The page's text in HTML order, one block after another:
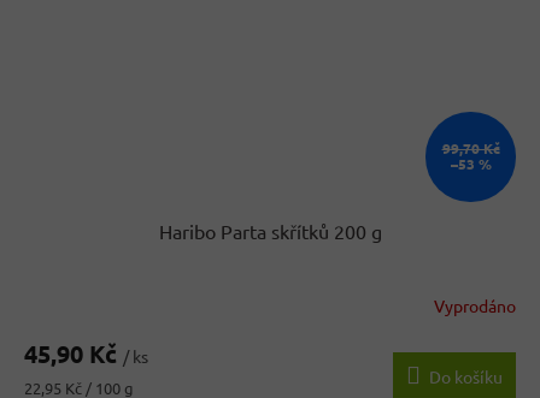
99,70 Kč
–53 %
Haribo Parta skřítků 200 g
Vyprodáno
45,90 Kč / ks
Měrná
22,95 Kč / 100 g
Do košíku